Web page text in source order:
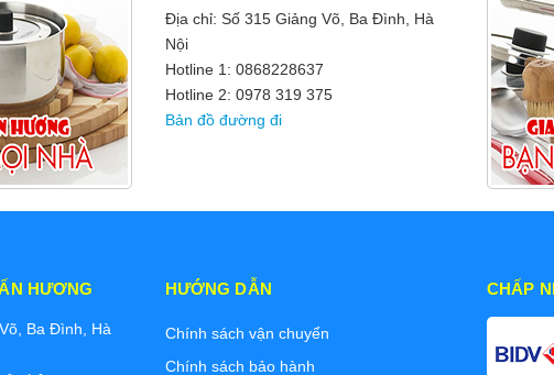
Địa chỉ: Số 315 Giảng Võ, Ba Đình, Hà
Nội
Hotline 1: 0868228637
Hotline 2: 0978 319 375
Bản đồ đường đi
HƯƠNG
Ba Đình, Hà
HƯỚNG DẪN
Chính sách vận chuyển
Chính sách bảo hành
CHẤP